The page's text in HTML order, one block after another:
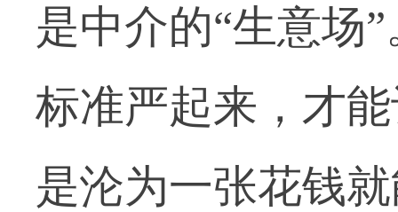
是中介的“生意场
标准严起来，才
是沦为一张花钱